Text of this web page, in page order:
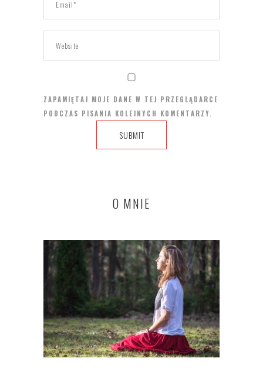
ZAPAMIĘTAJ MOJE DANE W TEJ PRZEGLĄDARCE
PODCZAS PISANIA KOLEJNYCH KOMENTARZY.
O MNIE